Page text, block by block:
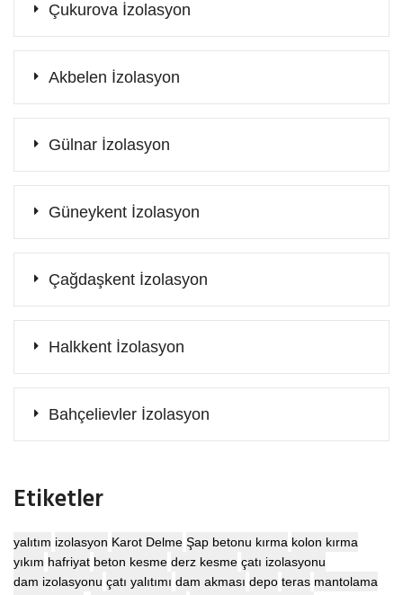
Çukurova İzolasyon
Akbelen İzolasyon
Gülnar İzolasyon
Güneykent İzolasyon
Çağdaşkent İzolasyon
Halkkent İzolasyon
Bahçelievler İzolasyon
Etiketler
yalıtım izolasyon Karot Delme Şap betonu kırma kolon kırma
yıkım hafriyat beton kesme derz kesme çatı izolasyonu
dam izolasyonu çatı yalıtımı dam akması depo teras mantolama